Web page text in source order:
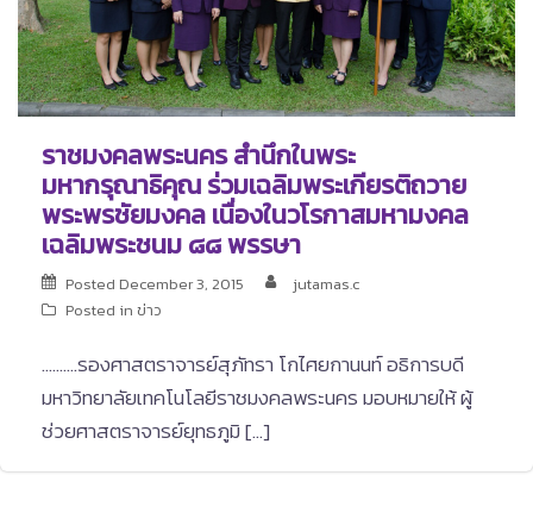
ราชมงคลพระนคร สำนึกในพระ
มหากรุณาธิคุณ ร่วมเฉลิมพระเกียรติถวาย
พระพรชัยมงคล เนื่องในวโรกาสมหามงคล
เฉลิมพระชนม ๘๘ พรรษา
Posted December 3, 2015
jutamas.c
Posted in ข่าว
……….รองศาสตราจารย์สุภัทรา โกไศยกานนท์ อธิการบดี
มหาวิทยาลัยเทคโนโลยีราชมงคลพระนคร มอบหมายให้ ผู้
ช่วยศาสตราจารย์ยุทธภูมิ […]